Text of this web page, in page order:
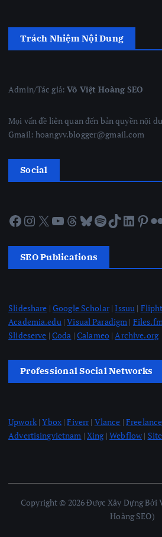
Trách Nhiệm Nội Dung
Admin/Tác giả:Võ Việt Hoàng SEO
Mọi vấn đề liên quan đến bản quyền nội
Gmail: hoangvv.blogger@gmail.com
Social
Facebook Instagram X YouTube Threads Bluesky Spotify TikTok LinkedIn Pinterest Flickr
SEO Publications
Slideshare | Google Scholar|Issuu |
Academia.edu|Visual Paradigm |
Slideserve | Coda | Calameo|Archive.org
Professional Social Networks
Upwork|Ybox|Fiverr| Vlance |
Advertisingvietnam |Xing|Webflow|
Copyright © 2026 Được Xây Dựng Bởi
Hoàng SEO)